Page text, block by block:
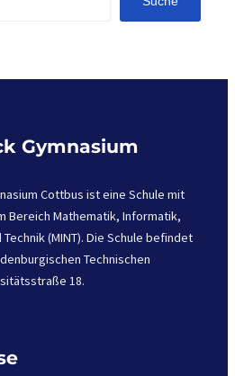
Gymnasium
Cottbus ist eine Schule mit
Bereich Mathematik, Informatik,
(MINT). Die Schule befindet
Technischen
18.